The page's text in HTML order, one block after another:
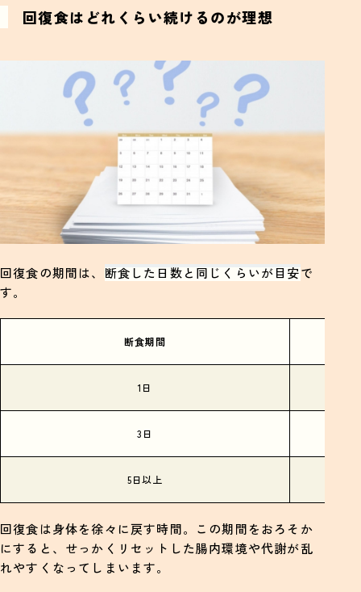
回復食はどれくらい続けるのが理想
回復食の期間は、 断食した日数と同じくらいが目安で
す。
断食期間
1日
3日
5日以上
回復食は身体を徐々に戻す時間。この期間をおろそか
にすると、せっかくリセットした腸内環境や代謝が乱
れやすくなってしまいます。